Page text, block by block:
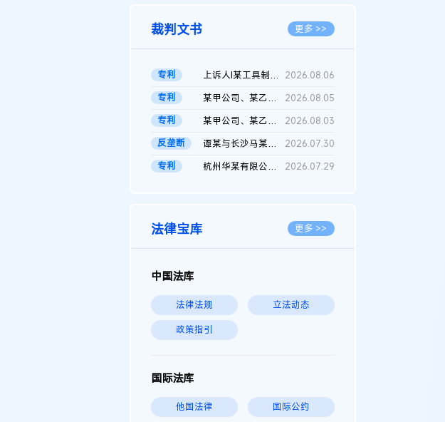
裁判文书 更多 >>
专利 上诉人I某工具制品有限公司与被上诉人程某及一审被告中华人民共和...
2026.08.06
专利
某甲公司、某乙公司、某丙公司申请诉前行为保全复议裁定书
2026.08.05
专利
某甲公司、某乙公司、官某与某丙公司专利申请权权属纠纷 二审判决...
2026.08.03
反垄断
谭某与长沙马某堆农产品股份有限公司滥用市场支配地位纠纷二审裁...
2026.07.30
专利
杭州华某有限公司与菲某有限公司侵害发明专利权纠纷 2026.07.29
法律宝库 更多 >>
中国法库
法律法规 立法动态
政策指引
国际法库
他国法律 国际公约